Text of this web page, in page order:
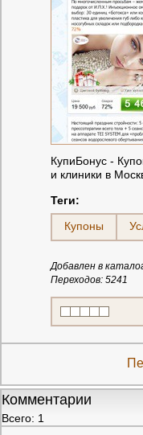
КупиБонус -
и клиники в
Теги:
Купоны
Добавлен в
Переходов: 5241
Комментарии
Всего: 1